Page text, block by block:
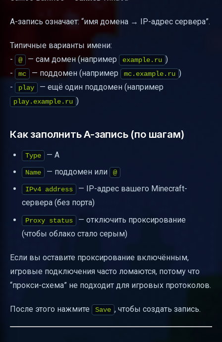
A-запись означает: “имя домена → IP-адрес сервера”.
Типичные варианты имени:
-
@ — сам домен (например example.ru )
-
mc — поддомен (например mc.example.ru )
-
play — ещё один поддомен (например
play.example.ru )
Как заполнить A-запись (по шагам)
Type — A
Name — поддомен или @
IPv4 address
— IP-адрес вашего Minecraft-
сервера (без порта)
Proxy status
— отключить проксирование
(чтобы облако стало серым)
Если вы оставите проксирование включённым,
игровые подключения часто ломаются, потому что
“прокси-схема” не подходит для игровых протоколов.
После этого нажмите Save , чтобы создать запись.